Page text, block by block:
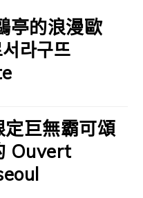
亭的浪漫歐
라구뜨
巨無霸可頌
Ouvert